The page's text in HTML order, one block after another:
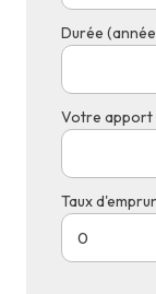
Durée
Votre apport
Taux